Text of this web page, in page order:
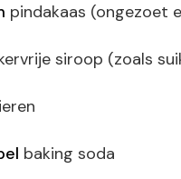
pindakaas (ongezoet
siroop (zoals
baking soda